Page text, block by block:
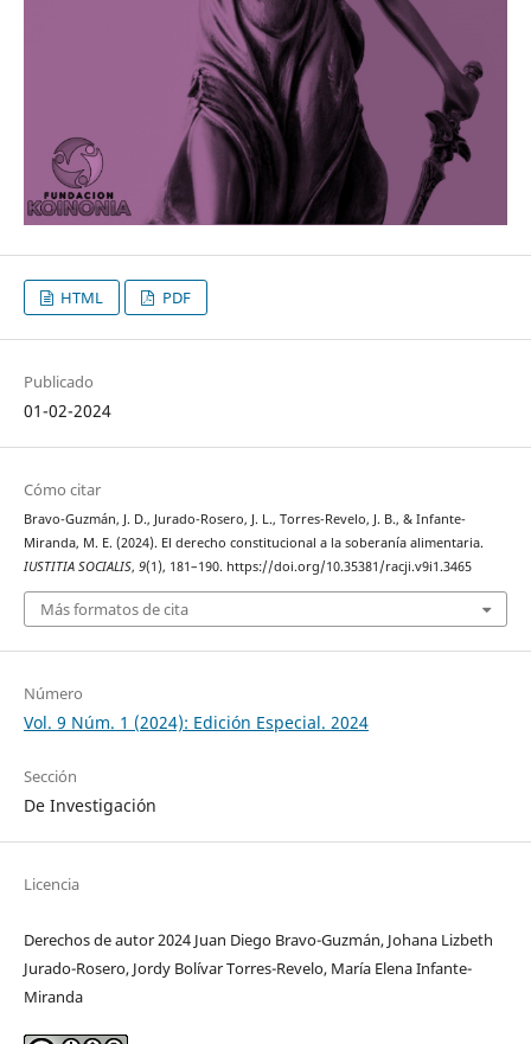
HTML PDF
Publicado
01-02-2024
Cómo citar
Bravo-Guzmán, J. D., Jurado-Rosero, J. L., Torres-Revelo, J. B., & Infante-
Miranda, M. E. (2024). El derecho constitucional a la soberanía alimentaria.
IUSTITIA SOCIALIS, 9(1), 181–190. https://doi.org/10.35381/racji.v9i1.3465
Más formatos de cita
Número
Vol. 9 Núm. 1 (2024): Edición Especial. 2024
Sección
De Investigación
Licencia
Derechos de autor 2024 Juan Diego Bravo-Guzmán, Johana Lizbeth
Jurado-Rosero, Jordy Bolívar Torres-Revelo, María Elena Infante-
Miranda